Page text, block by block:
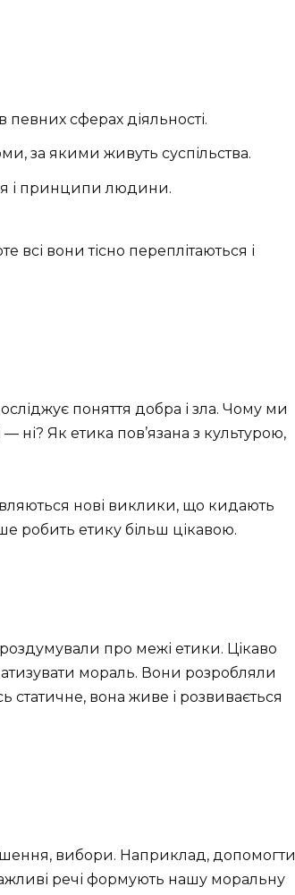
певних сферах діяльності.
за якими живуть суспільства.
і принципи людини.
всі вони тісно переплітаються і
поняття добра і зла. Чому ми
Як етика пов’язана з культурою,
нові виклики, що кидають
робить етику більш цікавою.
про межі етики. Цікаво
мораль. Вони розробляли
статичне, вона живе і розвивається
вибори. Наприклад, допомогти
речі формують нашу моральну